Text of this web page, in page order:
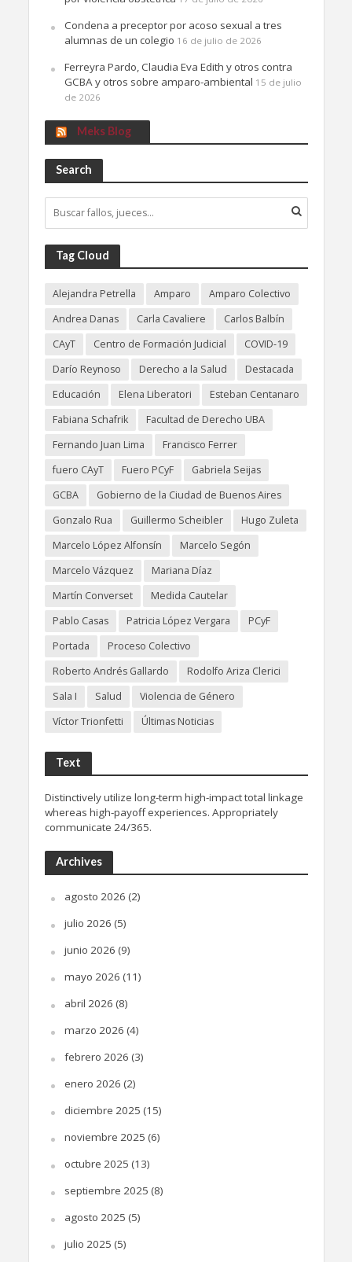
Condena a preceptor por acoso sexual a tres
alumnas de un colegio 16 de julio de 2026
Ferreyra Pardo, Claudia Eva Edith y otros contra
GCBA y otros sobre amparo-ambiental 15 de julio
de 2026
Meks Blog
Search
Tag Cloud
Alejandra Petrella Amparo
Amparo Colectivo
Andrea Danas
Carla Cavaliere
Carlos Balbín
CAyT
Centro de Formación Judicial
COVID-19
Darío Reynoso
Derecho a la Salud
Destacada
Educación
Elena Liberatori
Esteban Centanaro
Fabiana Schafrik
Facultad de Derecho UBA
Fernando Juan Lima
Francisco Ferrer
fuero CAyT
Fuero PCyF
Gabriela Seijas
GCBA
Gobierno de la Ciudad de Buenos Aires
Gonzalo Rua
Guillermo Scheibler
Hugo Zuleta
Marcelo López Alfonsín
Marcelo Segón
Marcelo Vázquez
Mariana Díaz
Martín Converset
Medida Cautelar
Pablo Casas
Patricia López Vergara
PCyF
Portada
Proceso Colectivo
Roberto Andrés Gallardo
Rodolfo Ariza Clerici
Sala I
Salud
Violencia de Género
Víctor Trionfetti
Últimas Noticias
Text
Distinctively utilize long-term high-impact total linkage
whereas high-payoff experiences. Appropriately
communicate 24/365.
Archives
agosto 2026 (2)
julio 2026 (5)
junio 2026 (9)
mayo 2026 (11)
abril 2026 (8)
marzo 2026 (4)
febrero 2026 (3)
enero 2026 (2)
diciembre 2025 (15)
noviembre 2025 (6)
octubre 2025 (13)
septiembre 2025 (8)
agosto 2025 (5)
julio 2025 (5)